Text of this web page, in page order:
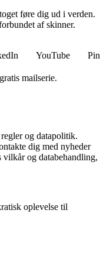
føre dig ud i verden.
af skinner.
YouTube
mailserie.
og datapolitik.
dig med nyheder
og databehandling,
oplevelse til